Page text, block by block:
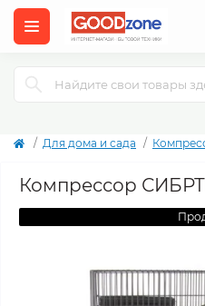
Для дома и сада
Компрессор